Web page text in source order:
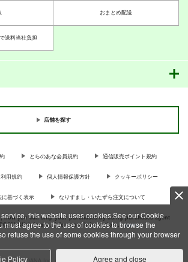
this website uses cookies.See our Cookie
must agree to the use of cookies to browse the
refuse the use of some cookies through your browser
Policy
Agree and close
おまとめ配送
送料当社負担
店舗を探す
とらのあな会員規約 通信販売ポイント規約
用規約 個人情報保護方針 クッキーポリシー
に基づく表示 なりすまし・いたずら注文について
now you can ship your purchases by using purchases agent
Click {more…} for more information …more
c TORANOANA Inc, All Rights Reserved.